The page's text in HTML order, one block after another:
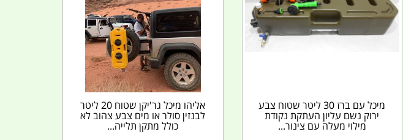
מיכל עם ברז 30 ליטר שטוח צבע
ירוק נשם עליון העתקת נקודת
מילוי מעלה עם צינור...
אליהו מיכל גר'יקן שטוח 20 ליטר
לבנזין סולר או מים צבע צהוב לא
כולל מתקן תלייה...